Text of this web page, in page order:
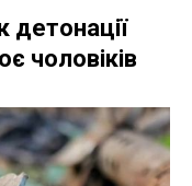
детонації
чоловіків